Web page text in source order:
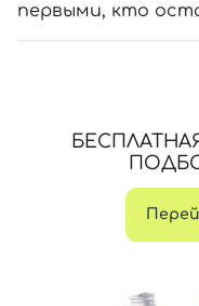
первыми, кто